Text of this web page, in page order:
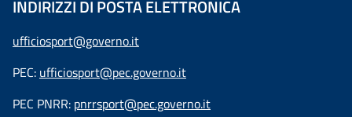
INDIRIZZI DI POSTA ELETTRONICA
ufficiosport@governo.it
PEC: ufficiosport@pec.governo.it
PEC PNRR: pnrrsport@pec.governo.it